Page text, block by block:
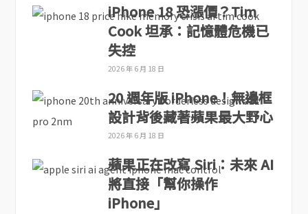
iPhone 18 恐漲價？Tim
Cook 坦承：記憶體危機已
失控
2026 年 6 月 18 日
20 週年版 iPhone！無邊框
設計背後藏著蘋果最大野心
2026 年 6 月 18 日
蘋果正在改寫 Siri：未來 AI
將直接「幫你操作
iPhone」